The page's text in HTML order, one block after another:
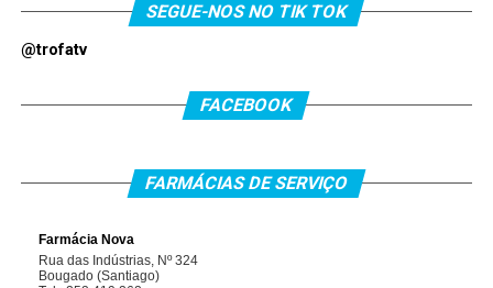
SEGUE-NOS NO TIK TOK
@trofatv
FACEBOOK
FARMÁCIAS DE SERVIÇO